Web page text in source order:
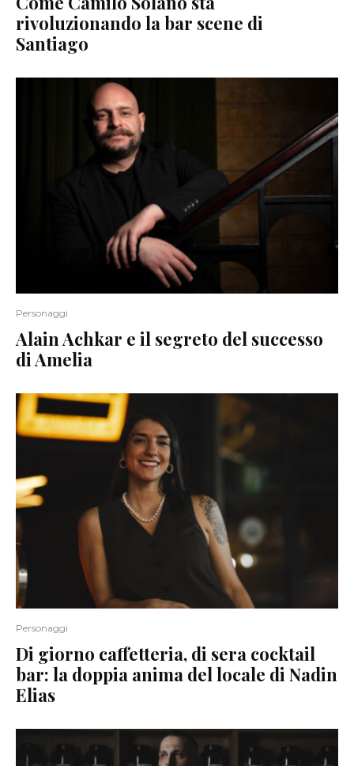
rivoluzionando la bar scene di
Santiago
Personaggi
Alain Achkar e il segreto del successo
di Amelia
Personaggi
Di giorno caffetteria, di sera cocktail
bar: la doppia anima del locale di Nadin
Elias